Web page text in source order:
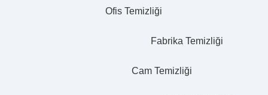
Ofis Temizliği
Fabrika Temizliği
Cam Temizliği